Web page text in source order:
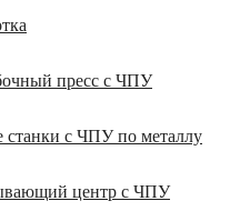
пресс с ЧПУ
станки с ЧПУ по металлу
центр с ЧПУ